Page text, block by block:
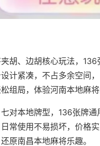
胡、边胡核心玩法，
计紧凑，不占多余空间
组局，体验河南本地麻将
对本地牌型，136张牌通
常使用不易损坏，价格
原南昌本地麻将乐趣。